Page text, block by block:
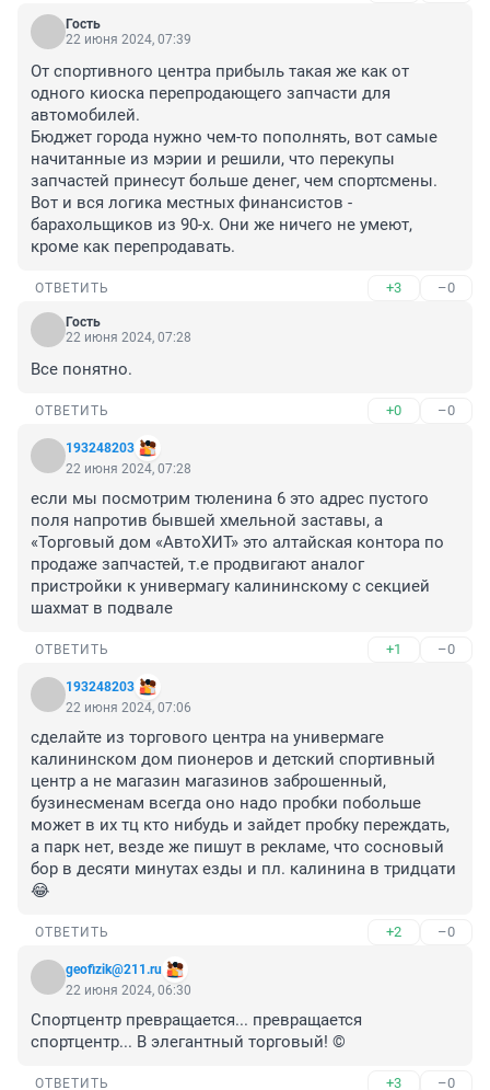
Гость
22 июня 2024, 07:39
От спортивного центра прибыль такая же как от
одного киоска перепродающего запчасти для
автомобилей.
Бюджет города нужно чем-то пополнять, вот самые
начитанные из мэрии и решили, что перекупы
запчастей принесут больше денег, чем спортсмены.
Вот и вся логика местных финансистов -
барахольщиков из 90-х. Они же ничего не умеют,
кроме как перепродавать.
ОТВЕТИТЬ +3 –0
Гость
22 июня 2024, 07:28
Все понятно.
ОТВЕТИТЬ +0 –0
193248203
22 июня 2024, 07:28
если мы посмотрим тюленина 6 это адрес пустого
поля напротив бывшей хмельной заставы, а
«Торговый дом «АвтоХИТ» это алтайская контора по
продаже запчастей, т.е продвигают аналог
пристройки к универмагу калининскому с секцией
шахмат в подвале
ОТВЕТИТЬ +1 –0
193248203
22 июня 2024, 07:06
сделайте из торгового центра на универмаге
калининском дом пионеров и детский спортивный
центр а не магазин магазинов заброшенный,
бузинесменам всегда оно надо пробки побольше
может в их тц кто нибудь и зайдет пробку переждать,
а парк нет, везде же пишут в рекламе, что сосновый
бор в десяти минутах езды и пл. калинина в тридцати
😂
ОТВЕТИТЬ +2 –0
geofizik@211.ru
22 июня 2024, 06:30
Спортцентр превращается... превращается
спортцентр... В элегантный торговый! ©
ОТВЕТИТЬ +3 –0